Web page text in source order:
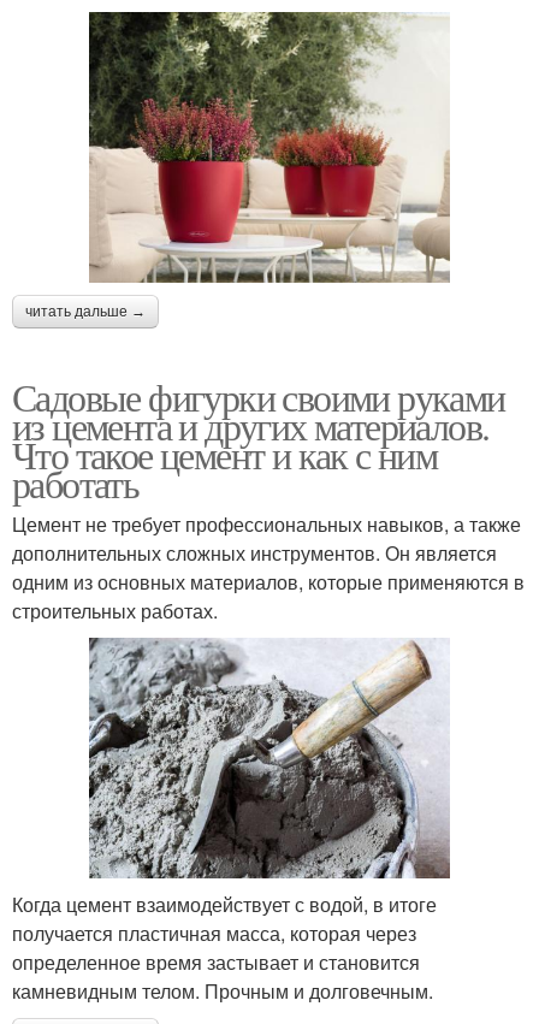
читать дальше →
Садовые фигурки своими руками
из цемента и других материалов.
Что такое цемент и как с ним
работать
Цемент не требует профессиональных навыков, а также
дополнительных сложных инструментов. Он является
одним из основных материалов, которые применяются в
строительных работах.
Когда цемент взаимодействует с водой, в итоге
получается пластичная масса, которая через
определенное время застывает и становится
камневидным телом. Прочным и долговечным.